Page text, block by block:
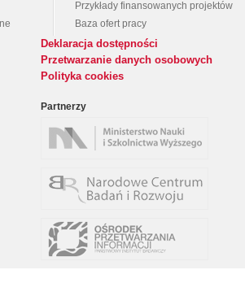
Przykłady finansowanych projektów
Baza ofert pracy
Deklaracja dostępności
Przetwarzanie danych osobowych
Polityka cookies
Partnerzy